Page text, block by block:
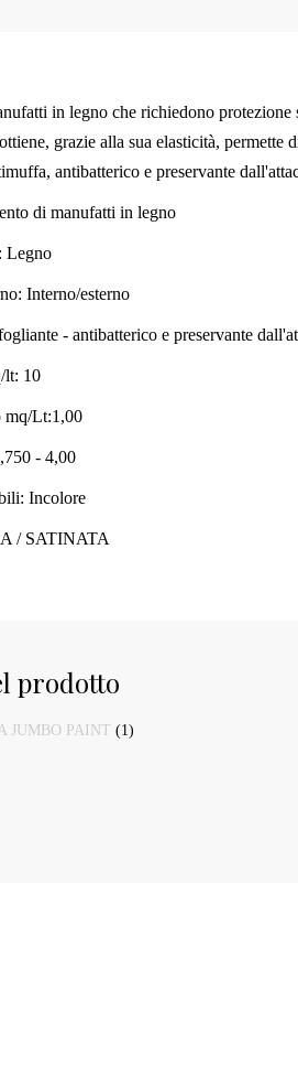
in legno che richiedono
grazie alla sua elasticità, permette
antibatterico e preservante
di manufatti in legno
Legno
Interno/esterno
- antibatterico e preservante
lt: 10
mq/Lt:1,00
- 4,00
Incolore
/ SATINATA
prodotto
JUMBO PAINT (1)